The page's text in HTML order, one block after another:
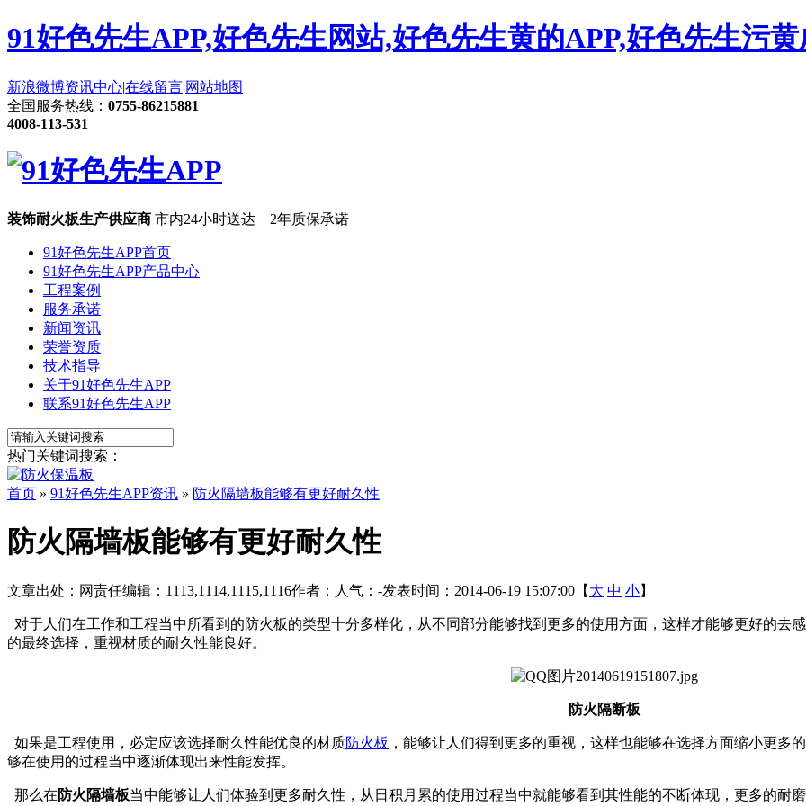
91好色先生APP,好色先生网站,好色先生黄的APP,好色先生污
新浪微博资讯中心|在线留言|网站地图
全国服务热线： 0755-86215881
4008-113-531
装饰耐火板生产供应商 市内24小时送达 2年质保承诺
91好色先生APP首页
91好色先生APP产品中心
工程案例
服务承诺
新闻资讯
荣誉资质
技术指导
关于91好色先生APP
联系91好色先生APP
热门关键词搜索：
首页 » 91好色先生APP资讯 » 防火隔墙板能够有更好耐久性
防火隔墙板能够有更好耐久性
文章出处： 网责任编辑：1113,1114,1115,1116作者： 人气： -发表时间：2014-06-19 15:07:00【 大 中 小】
对于人们在工作和工程当中所看到的防火板的类型十分多样化，从不同部分能够找到更多的使用方面，这样才能够更好的去
的最终选择，重视材质的耐久性能良好。
防火隔断板
如果是工程使用，必定应该选择耐久性能优良的材质防火板 ，能够让人们得到更多的重视，这样也能够在选择方面缩小更多的
够在使用的过程当中逐渐体现出来性能发挥。
那么在 防火隔墙板当中能够让人们体验到更多耐久性，从日积月累的使用过程当中就能够看到其性能的不断体现，更多的耐